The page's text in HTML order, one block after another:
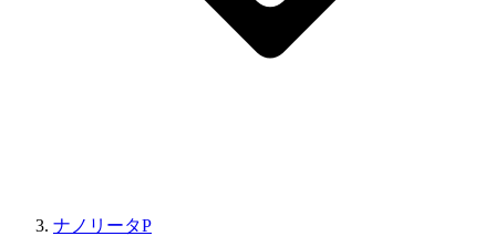
ナノリータP